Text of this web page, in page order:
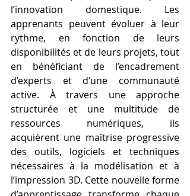
l’innovation domestique. Les
apprenants peuvent évoluer à leur
rythme, en fonction de leurs
disponibilités et de leurs projets, tout
en bénéficiant de l’encadrement
d’experts et d’une communauté
active. À travers une approche
structurée et une multitude de
ressources numériques, ils
acquièrent une maîtrise progressive
des outils, logiciels et techniques
nécessaires à la modélisation et à
l’impression 3D. Cette nouvelle forme